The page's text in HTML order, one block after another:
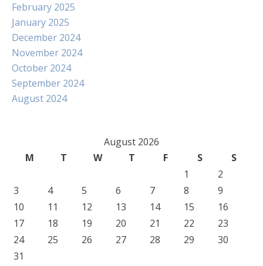
February 2025
January 2025
December 2024
November 2024
October 2024
September 2024
August 2024
August 2026
M
T W T F S
S
1
2
3
4 5 6 7 8
9
10
11 12 13 14 15
16
17
18 19 20 21 22
23
24
25 26 27 28 29
30
31